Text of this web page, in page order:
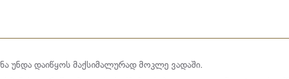
უნდა დაიწყოს მაქსიმალურად მოკლე ვადაში.